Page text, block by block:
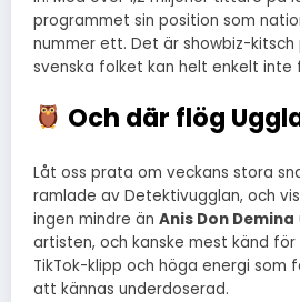
programmet sin position som
nummer ett. Det är showbiz-
svenska folket kan helt enkelt inte
Och där flög
Låt oss prata om veckans stora
ramlade av Detektivugglan, och
ingen mindre än Anis Don Demina
artisten, och kanske mest känd för
TikTok-klipp och höga energi som
att kännas underdoserad.